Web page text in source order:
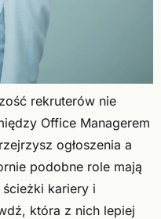
rekruterów nie
Office Managerem
ogłoszenia a
podobne role mają
kariery i
która z nich lepiej